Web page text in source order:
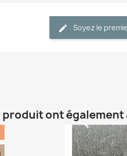
Soyez le
ont également